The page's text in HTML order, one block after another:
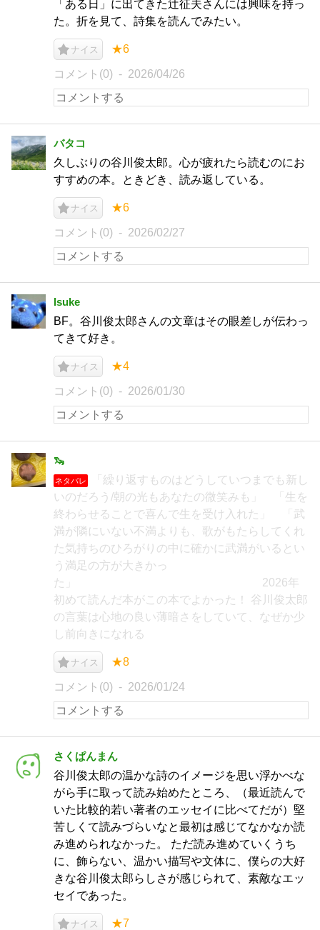
「ある日」に出てきた辻征夫さんには興味を持っ
た。折を見て、詩集を読んでみたい。
ナイス ★6
コメント(0) 2026/04/26
バタコ
久しぶりの谷川俊太郎。心が疲れたら読むのにお
すすめの本。ときどき、読み返している。
ナイス ★6
コメント(0) 2026/02/27
Isuke
BF。谷川俊太郎さんの文章はその眼差しが伝わっ
てきて好き。
ナイス ★4
コメント(0) 2026/01/30
🦦
ネタバレ
「繰り返すものはどうしていつまでも新し
いのだろう/朝の光もあなたの微笑みも」 「生を
終わらせることで喜んで生を受け入れた」 「武
満が隣にいない不満よりも、歌がもたらしてくれ
た気持ちのひろがりの中に確かに武満がいるとい
う満足の方が大きかっ
た」 2026年
初めて読んだ本がこの本でよかった！ 谷川俊太郎
の言葉は心地の良い薄暗さをしていて、なぜか少
し前向きになれる
ナイス ★8
コメント(0) 2026/01/24
さくぱんまん
谷川俊太郎の温かな詩のイメージを思い浮かべな
がら手に取って読み始めたところ、（最近読んで
いた比較的若い著者のエッセイに比べてだが）堅
苦しくて読みづらいなと最初は感じてなかなか読
み進められなかった。 ただ読み進めていくうち
に、飾らない、温かい描写や文体に、僕らの大好
きな谷川俊太郎らしさが感じられて、素敵なエッ
セイであった。
ナイス ★7